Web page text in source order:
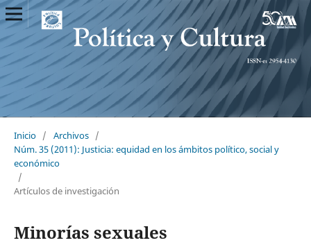
Inicio / Archivos /
Núm. 35 (2011): Justicia: equidad en los ámbitos político, social y
económico
/
Artículos de investigación
Minorías sexuales